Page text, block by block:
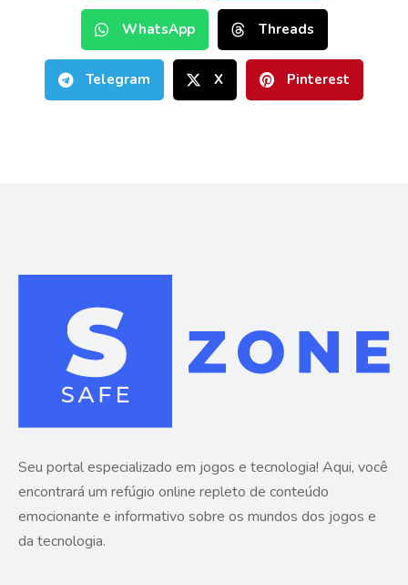
WhatsApp Threads
Telegram X Pinterest
Seu portal especializado em jogos e tecnologia! Aqui, você
encontrará um refúgio online repleto de conteúdo
emocionante e informativo sobre os mundos dos jogos e
da tecnologia.